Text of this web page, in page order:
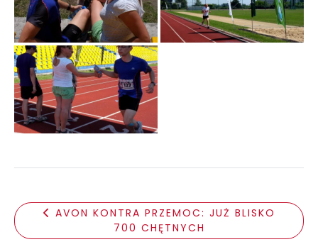
AVON KONTRA PRZEMOC: JUŻ BLISKO
700 CHĘTNYCH